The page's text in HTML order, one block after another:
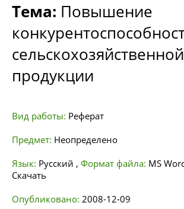
Тема: Повышение
сельскохозяйственной
продукции
Вид работы: Реферат
Предмет: Неопределено
Язык: Русский , Формат файла: MS
Скачать
Опубликовано: 2008-12-09